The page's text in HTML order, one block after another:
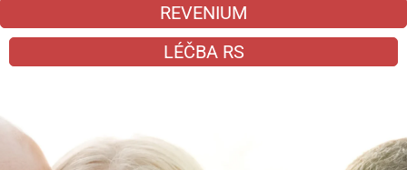
REVENIUM
LÉČBA RS